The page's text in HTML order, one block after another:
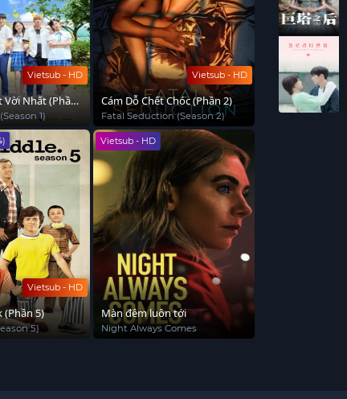
Vietsub - HD
Vời Nhất (Phần
1)
Vietsub - HD
Cám Dỗ Chết Chóc (Phần 2)
Fatal Seduction (Season 2)
Vietsub - HD
(Phần 5)
5)
Vietsub - HD
Màn đêm luôn tới
Night Always Comes